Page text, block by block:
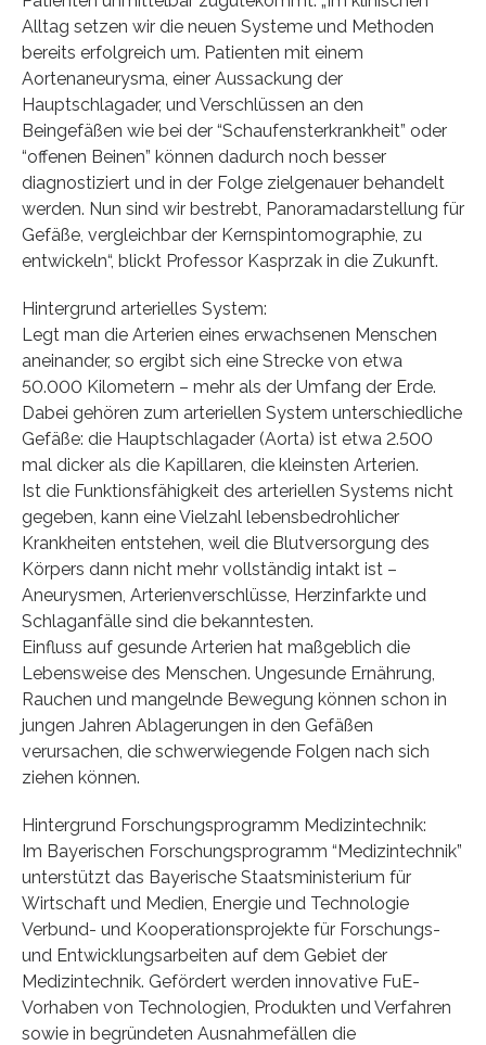
Alltag setzen wir die neuen Systeme und Methoden
bereits erfolgreich um. Patienten mit einem
Aortenaneurysma, einer Aussackung der
Hauptschlagader, und Verschlüssen an den
Beingefäßen wie bei der “Schaufensterkrankheit” oder
“offenen Beinen” können dadurch noch besser
diagnostiziert und in der Folge zielgenauer behandelt
werden. Nun sind wir bestrebt, Panoramadarstellung für
Gefäße, vergleichbar der Kernspintomographie, zu
entwickeln“, blickt Professor Kasprzak in die Zukunft.
Hintergrund arterielles System:
Legt man die Arterien eines erwachsenen Menschen
aneinander, so ergibt sich eine Strecke von etwa
50.000 Kilometern – mehr als der Umfang der Erde.
Dabei gehören zum arteriellen System unterschiedliche
Gefäße: die Hauptschlagader (Aorta) ist etwa 2.500
mal dicker als die Kapillaren, die kleinsten Arterien.
Ist die Funktionsfähigkeit des arteriellen Systems nicht
gegeben, kann eine Vielzahl lebensbedrohlicher
Krankheiten entstehen, weil die Blutversorgung des
Körpers dann nicht mehr vollständig intakt ist –
Aneurysmen, Arterienverschlüsse, Herzinfarkte und
Schlaganfälle sind die bekanntesten.
Einfluss auf gesunde Arterien hat maßgeblich die
Lebensweise des Menschen. Ungesunde Ernährung,
Rauchen und mangelnde Bewegung können schon in
jungen Jahren Ablagerungen in den Gefäßen
verursachen, die schwerwiegende Folgen nach sich
ziehen können.
Hintergrund Forschungsprogramm Medizintechnik:
Im Bayerischen Forschungsprogramm “Medizintechnik”
unterstützt das Bayerische Staatsministerium für
Wirtschaft und Medien, Energie und Technologie
Verbund- und Kooperationsprojekte für Forschungs-
und Entwicklungsarbeiten auf dem Gebiet der
Medizintechnik. Gefördert werden innovative FuE-
Vorhaben von Technologien, Produkten und Verfahren
sowie in begründeten Ausnahmefällen die